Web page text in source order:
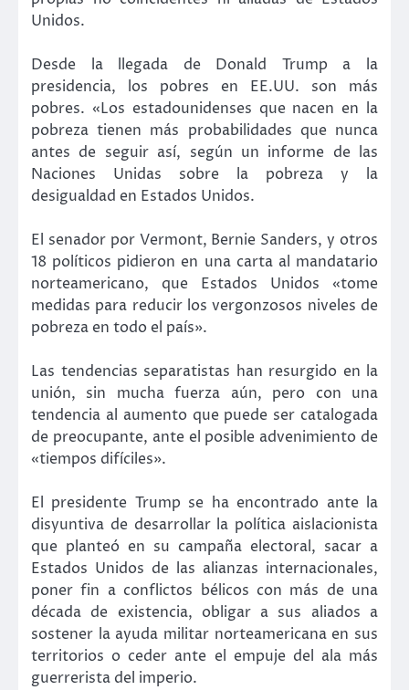
Unidos.
Desde la llegada de Donald Trump a la
presidencia, los pobres en EE.UU. son más
pobres. «Los estadounidenses que nacen en la
pobreza tienen más probabilidades que nunca
antes de seguir así, según un informe de las
Naciones Unidas sobre la pobreza y la
desigualdad en Estados Unidos.
El senador por Vermont, Bernie Sanders, y otros
18 políticos pidieron en una carta al mandatario
norteamericano, que Estados Unidos «tome
medidas para reducir los vergonzosos niveles de
pobreza en todo el país».
Las tendencias separatistas han resurgido en la
unión, sin mucha fuerza aún, pero con una
tendencia al aumento que puede ser catalogada
de preocupante, ante el posible advenimiento de
«tiempos difíciles».
El presidente Trump se ha encontrado ante la
disyuntiva de desarrollar la política aislacionista
que planteó en su campaña electoral, sacar a
Estados Unidos de las alianzas internacionales,
poner fin a conflictos bélicos con más de una
década de existencia, obligar a sus aliados a
sostener la ayuda militar norteamericana en sus
territorios o ceder ante el empuje del ala más
guerrerista del imperio.